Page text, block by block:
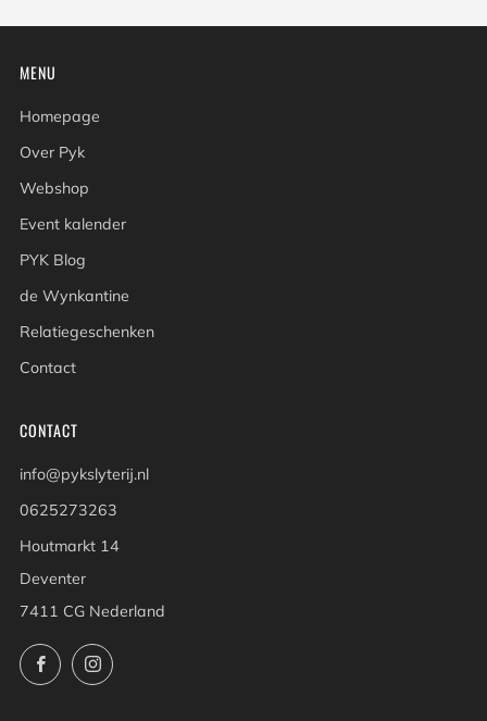
MENU
Homepage
Over Pyk
Webshop
Event kalender
PYK Blog
de Wynkantine
Relatiegeschenken
Contact
CONTACT
info@pykslyterij.nl
0625273263
Houtmarkt 14
Deventer
7411 CG Nederland
FacebookInstagram